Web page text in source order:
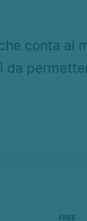
conta al